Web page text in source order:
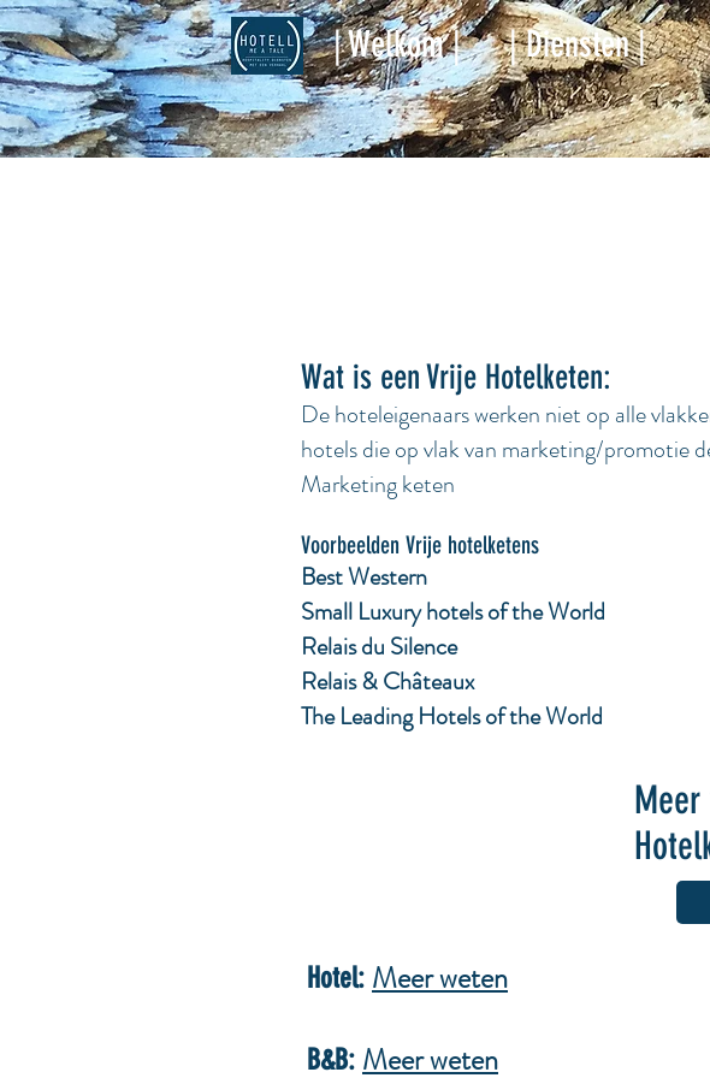
| Welkom | | Diensten |
Wat is een Vrije Hotelketen:
De hoteleigenaars werken niet op alle
hotels die op vlak van marketing/promotie
Marketing keten
Voorbeelden Vrije hotelketens
Best Western
Small Luxury hotels of the World
Relais du Silence
Relais & Châteaux
The Leading Hotels of the World
Hotel: Meer weten
B&B: Meer weten